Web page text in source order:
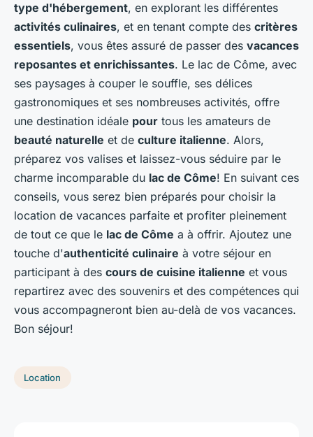
type d'hébergement, en explorant les différentes
activités culinaires, et en tenant compte des critères
essentiels, vous êtes assuré de passer des vacances
reposantes et enrichissantes. Le lac de Côme, avec
ses paysages à couper le souffle, ses délices
gastronomiques et ses nombreuses activités, offre
une destination idéale pour tous les amateurs de
beauté naturelle et de culture italienne. Alors,
préparez vos valises et laissez-vous séduire par le
charme incomparable du lac de Côme! En suivant ces
conseils, vous serez bien préparés pour choisir la
location de vacances parfaite et profiter pleinement
de tout ce que le lac de Côme a à offrir. Ajoutez une
touche d'authenticité culinaire à votre séjour en
participant à des cours de cuisine italienne et vous
repartirez avec des souvenirs et des compétences qui
vous accompagneront bien au-delà de vos vacances.
Bon séjour!
Location